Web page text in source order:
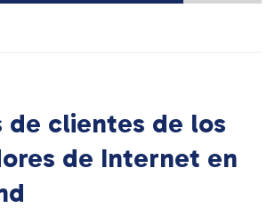
de clientes de los
de Internet en